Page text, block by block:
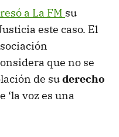
a La FM su
este caso. El
que no se
de suderecho
‘la voz es una